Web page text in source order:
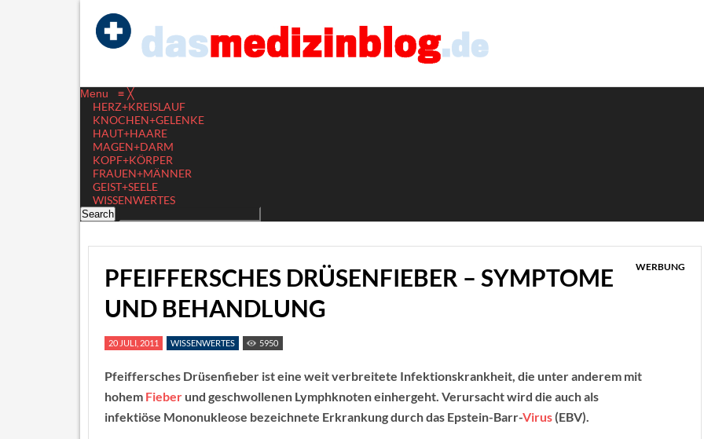
Menu ≡ ╳
HERZ+KREISLAUF
KNOCHEN+GELENKE
HAUT+HAARE
MAGEN+DARM
KOPF+KÖRPER
FRAUEN+MÄNNER
GEIST+SEELE
WISSENWERTES
PFEIFFERSCHES DRÜSENFIEBER – SYMPTOME
UND BEHANDLUNG
WERBUNG
20 JULI, 2011 WISSENWERTES 5950
Pfeiffersches Drüsenfieber ist eine weit verbreitete Infektionskrankheit, die unter anderem mit
hohem Fieber und geschwollenen Lymphknoten einhergeht. Verursacht wird die auch als
infektiöse Mononukleose bezeichnete Erkrankung durch das Epstein-Barr-Virus (EBV).